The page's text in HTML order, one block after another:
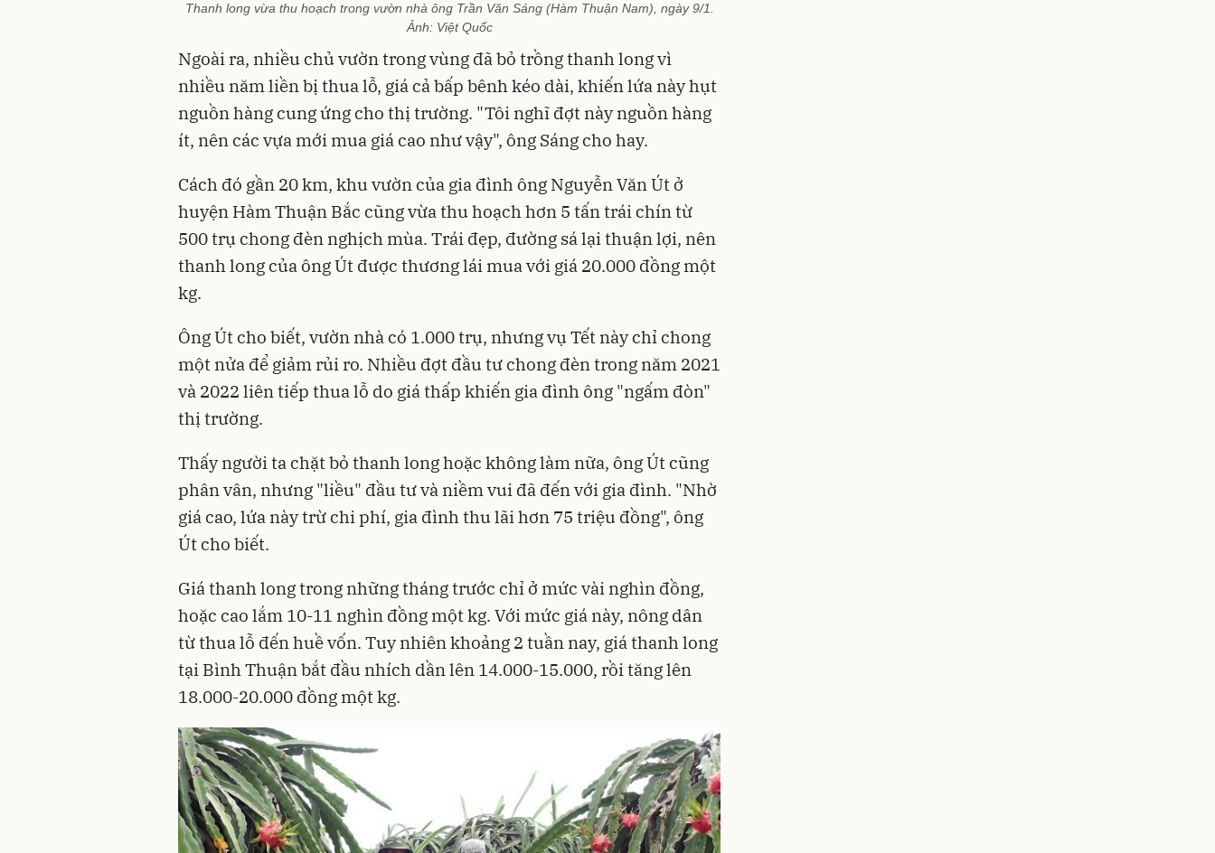
Thanh long vừa thu hoạch trong vườn nhà ông Trần Văn Sáng (Hàm Thuận Nam), ngày 9/1.
Ảnh: Việt Quốc
Ngoài ra, nhiều chủ vườn trong vùng đã bỏ trồng thanh long vì
nhiều năm liền bị thua lỗ, giá cả bấp bênh kéo dài, khiến lứa này hụt
nguồn hàng cung ứng cho thị trường. "Tôi nghĩ đợt này nguồn hàng
ít, nên các vựa mới mua giá cao như vậy", ông Sáng cho hay.
Cách đó gần 20 km, khu vườn của gia đình ông Nguyễn Văn Út ở
huyện Hàm Thuận Bắc cũng vừa thu hoạch hơn 5 tấn trái chín từ
500 trụ chong đèn nghịch mùa. Trái đẹp, đường sá lại thuận lợi, nên
thanh long của ông Út được thương lái mua với giá 20.000 đồng một
kg.
Ông Út cho biết, vườn nhà có 1.000 trụ, nhưng vụ Tết này chỉ chong
một nửa để giảm rủi ro. Nhiều đợt đầu tư chong đèn trong năm 2021
và 2022 liên tiếp thua lỗ do giá thấp khiến gia đình ông "ngấm đòn"
thị trường.
Thấy người ta chặt bỏ thanh long hoặc không làm nữa, ông Út cũng
phân vân, nhưng "liều" đầu tư và niềm vui đã đến với gia đình. "Nhờ
giá cao, lứa này trừ chi phí, gia đình thu lãi hơn 75 triệu đồng", ông
Út cho biết.
Giá thanh long trong những tháng trước chỉ ở mức vài nghìn đồng,
hoặc cao lắm 10-11 nghìn đồng một kg. Với mức giá này, nông dân
từ thua lỗ đến huề vốn. Tuy nhiên khoảng 2 tuần nay, giá thanh long
tại Bình Thuận bắt đầu nhích dần lên 14.000-15.000, rồi tăng lên
18.000-20.000 đồng một kg.